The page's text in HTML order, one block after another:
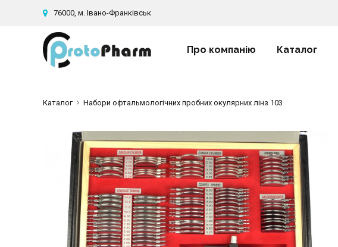
76000, м. Івано-Франківськ
Про компанію Каталог
Каталог Набори офтальмологічних пробних окулярних лінз 103